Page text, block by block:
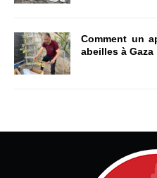
Comment un
abeilles à Gaza